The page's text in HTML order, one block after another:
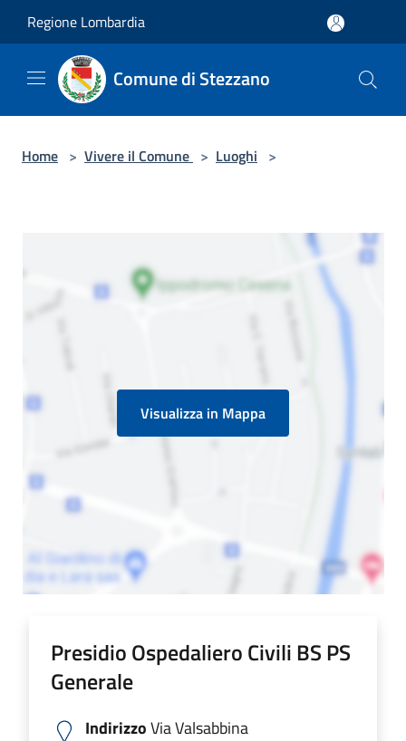
Regione Lombardia
Comune di Stezzano
Home > Vivere il Comune > Luoghi >
Visualizza in Mappa
Presidio Ospedaliero Civili BS PS
Generale
IndirizzoVia Valsabbina